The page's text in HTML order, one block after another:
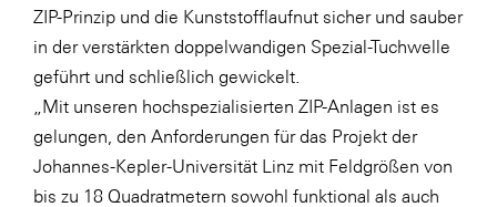
ZIP-Prinzip und die Kunststofflaufnut sicher und sauber
in der verstärkten doppelwandigen Spezial-Tuchwelle
geführt und schließlich gewickelt.
„Mit unseren hochspezialisierten ZIP-Anlagen ist es
gelungen, den Anforderungen für das Projekt der
Johannes-Kepler-Universität Linz mit Feldgrößen von
bis zu 18 Quadratmetern sowohl funktional als auch